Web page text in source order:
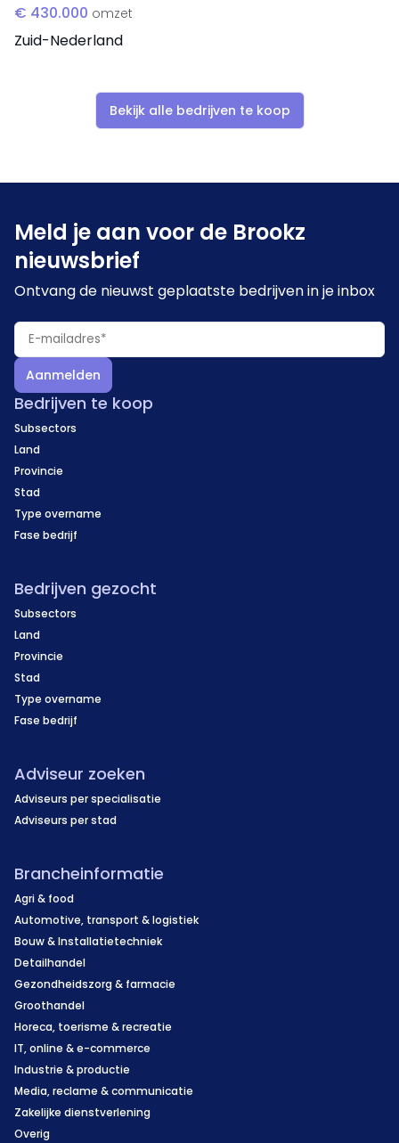
€ 430.000 omzet
Zuid-Nederland
Bekijk alle bedrijven te koop
Meld je aan voor de Brookz
nieuwsbrief
Ontvang de nieuwst geplaatste bedrijven in je inbox
Aanmelden
Bedrijven te koop
Subsectors
Land
Provincie
Stad
Type overname
Fase bedrijf
Bedrijven gezocht
Subsectors
Land
Provincie
Stad
Type overname
Fase bedrijf
Adviseur zoeken
Adviseurs per specialisatie
Adviseurs per stad
Brancheinformatie
Agri & food
Automotive, transport & logistiek
Bouw & Installatietechniek
Detailhandel
Gezondheidszorg & farmacie
Groothandel
Horeca, toerisme & recreatie
IT, online & e-commerce
Industrie & productie
Media, reclame & communicatie
Zakelijke dienstverlening
Overig